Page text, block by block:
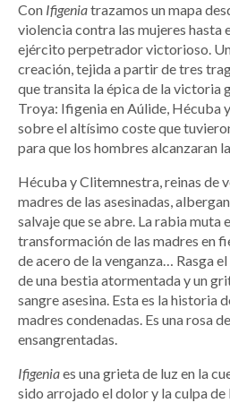
Con Ifigeniatrazamos un mapa
violencia contra las mujeres hasta
ejército perpetrador victorioso.
creación, tejida a partir de tres
que transita la épica de la victoria
Troya: Ifigenia en Aúlide, Hécuba
sobre el altísimo coste que
para que los hombres alcanzaran
Hécuba y Clitemnestra, reinas de
madres de las asesinadas,
salvaje que se abre. La rabia muta
transformación de las madres en
de acero de la venganza… Rasga
de una bestia atormentada y un
sangre asesina. Esta es la historia
madres condenadas. Es una rosa
ensangrentadas.
Ifigeniaes una grieta de luz en la
sido arrojado el dolor y la culpa de